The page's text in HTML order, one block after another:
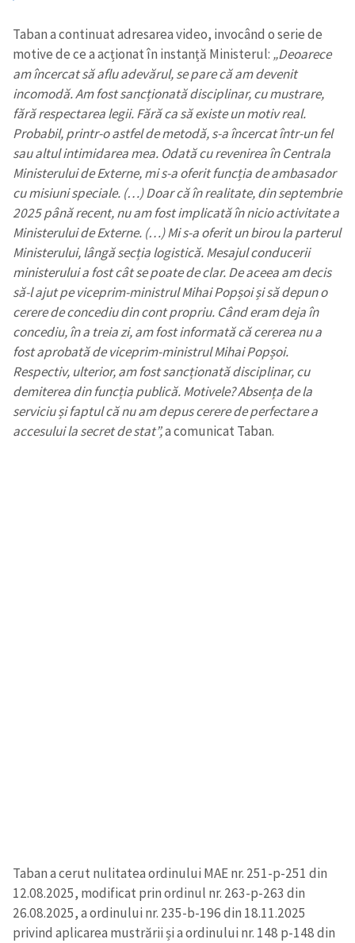
Taban a continuat adresarea video, invocând o serie de
motive de ce a acționat în instanță Ministerul: „Deoarece
am încercat să aflu adevărul, se pare că am devenit
incomodă. Am fost sancționată disciplinar, cu mustrare,
fără respectarea legii. Fără ca să existe un motiv real.
Probabil, printr-o astfel de metodă, s-a încercat într-un fel
sau altul intimidarea mea. Odată cu revenirea în Centrala
Ministerului de Externe, mi s-a oferit funcția de ambasador
cu misiuni speciale. (…) Doar că în realitate, din septembrie
2025 până recent,nu am fost implicată în nicio activitate a
Ministerului de Externe. (…) Mi s-a oferit un birou la parterul
Ministerului, lângă secția logistică. Mesajul conducerii
ministerului a fost cât se poate de clar. De aceea am decis
să-l ajut pe viceprim-ministrul Mihai Popșoi și să depun o
cerere de concediu din cont propriu. Când eram deja în
concediu, în a treia zi, am fost informată că cererea nu a
fost aprobată de viceprim-ministrul Mihai Popșoi.
Respectiv, ulterior, am fost sancționată disciplinar, cu
demiterea din funcția publică. Motivele? Absența de la
serviciu și faptul că nu am depus cerere de perfectare a
accesului la secret de stat”,a comunicat Taban.
Taban a cerut nulitatea ordinului MAE nr. 251-p-251 din
12.08.2025, modificat prin ordinul nr. 263-p-263 din
26.08.2025, a ordinului nr. 235-b-196 din 18.11.2025
privind aplicarea mustrării și a ordinului nr. 148 p-148 din